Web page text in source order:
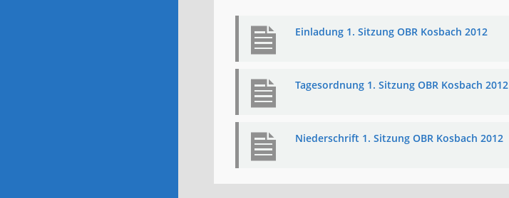
Einladung 1. Sitzung OBR Kosbach 2012
Tagesordnung 1. Sitzung OBR Kosbach 2012
Niederschrift 1. Sitzung OBR Kosbach 2012